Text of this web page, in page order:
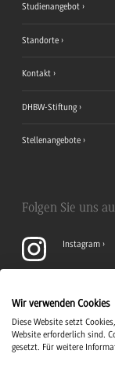
Studienangebot
Standorte
Kontakt
DHBW-Stiftung
Stellenangebote
Folgen Sie uns
Instagram
LinkedIn
Wir verwenden Cookies
Diese Website setzt
Website erforderlich sind.
gesetzt. Für weitere